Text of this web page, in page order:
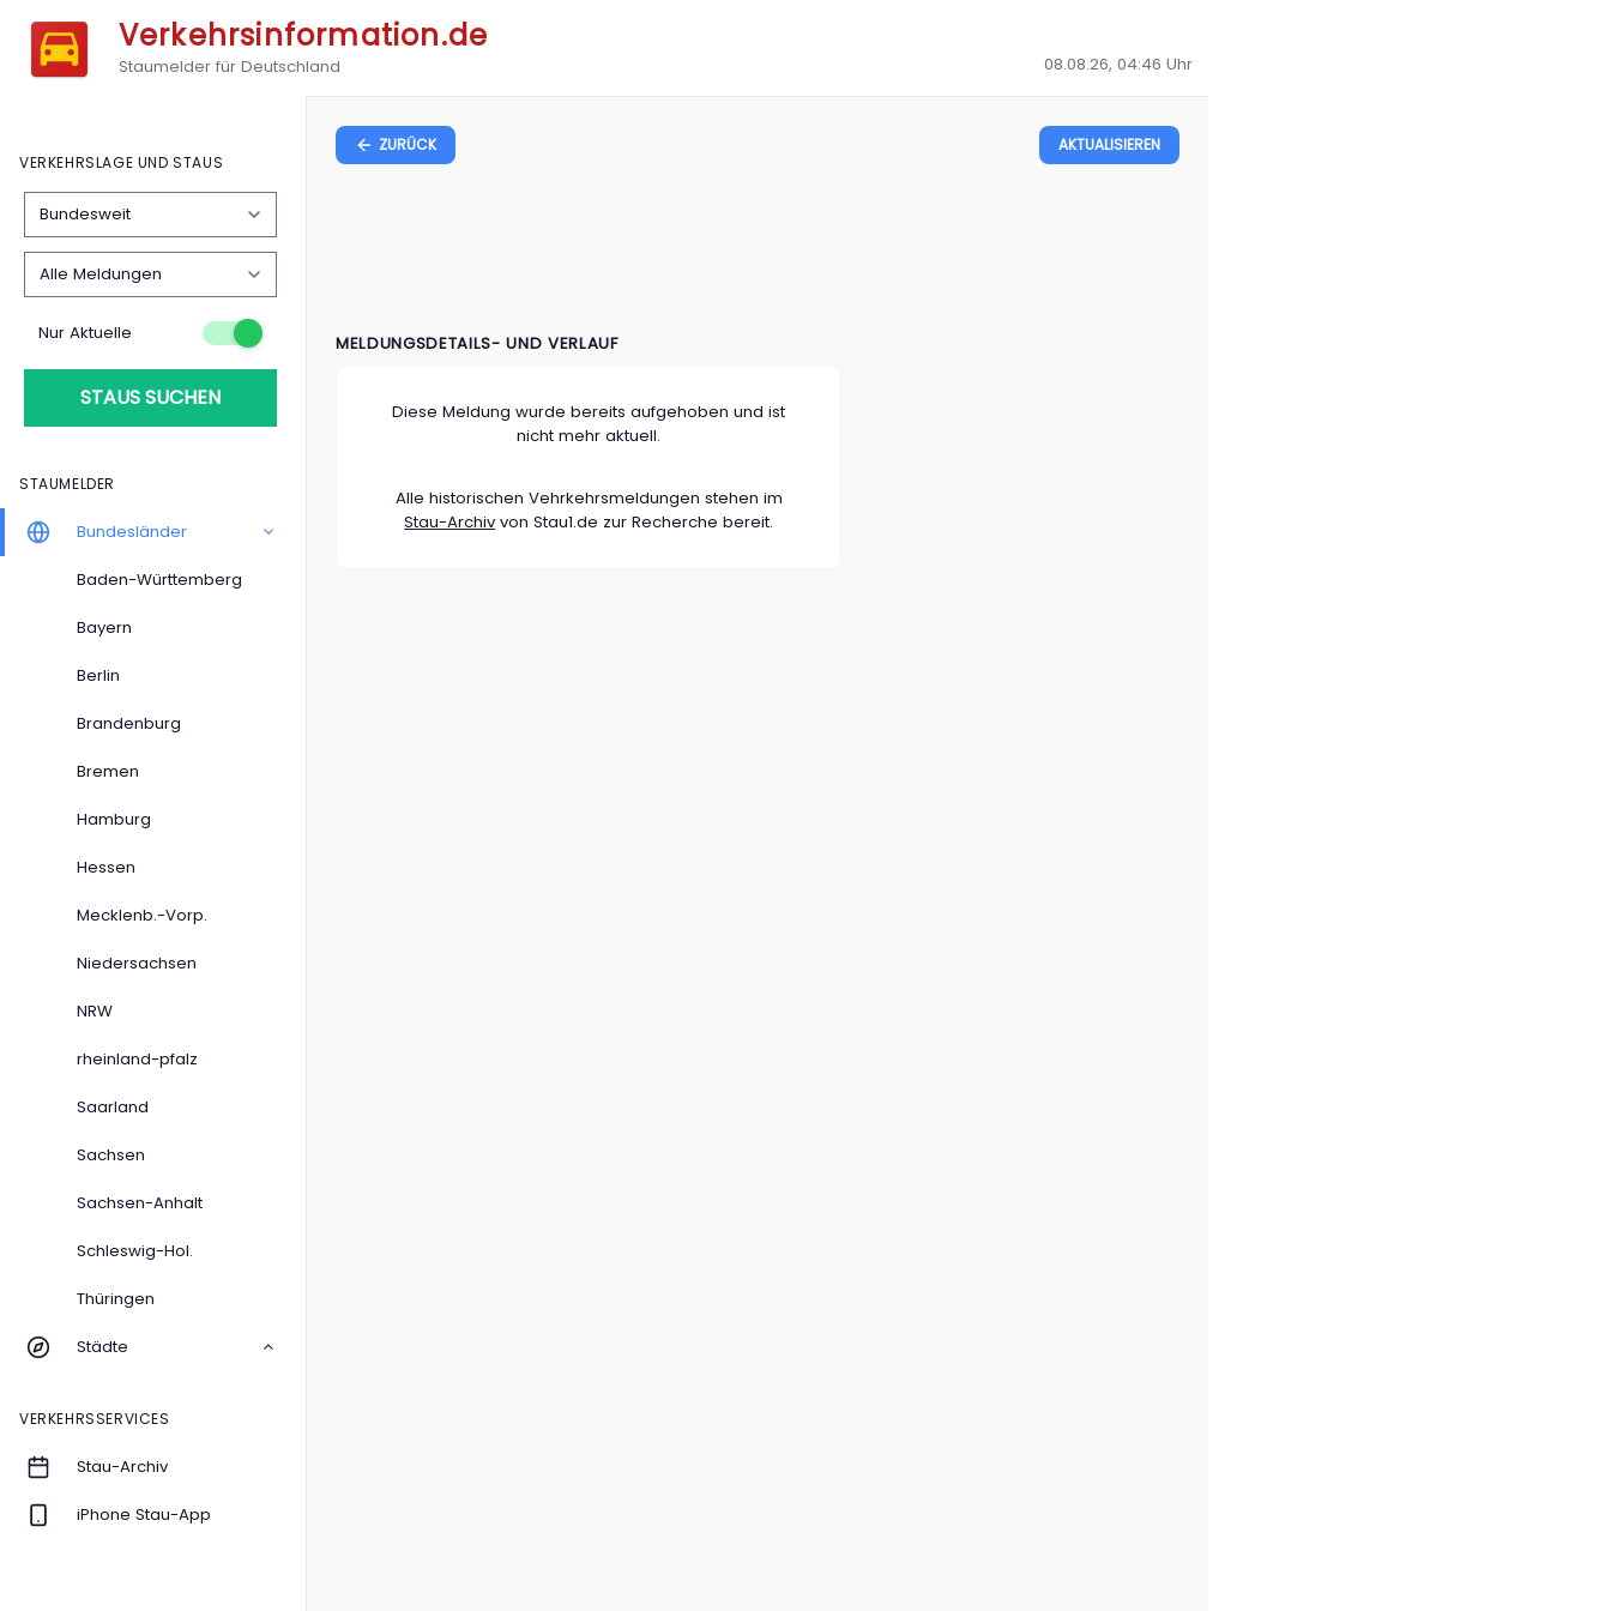
Verkehrsinformation.de
Staumelder für Deutschland 08.08.26, 04:46 Uhr
VERKEHRSLAGE UND STAUS
Nur Aktuelle
STAUS SUCHEN
STAUMELDER
Bundesländer
Baden-Württemberg
Bayern
Berlin
Brandenburg
Bremen
Hamburg
Hessen
Mecklenb.-Vorp.
Niedersachsen
NRW
rheinland-pfalz
Saarland
Sachsen
Sachsen-Anhalt
Schleswig-Hol.
Thüringen
Städte
VERKEHRSSERVICES
Stau-Archiv
iPhone Stau-App
ZURÜCK AKTUALISIEREN
MELDUNGSDETAILS- UND VERLAUF
Diese Meldung wurde bereits aufgehoben und ist
nicht mehr aktuell.
Alle historischen Vehrkehrsmeldungen stehen im
Stau-Archiv von Stau1.de zur Recherche bereit.